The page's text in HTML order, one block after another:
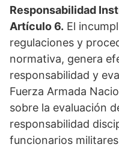
Responsabilidad
Artículo 6. El
regulaciones y
normativa, genera
responsabilidad y
Fuerza Armada
sobre la evaluación
responsabilidad
funcionarios